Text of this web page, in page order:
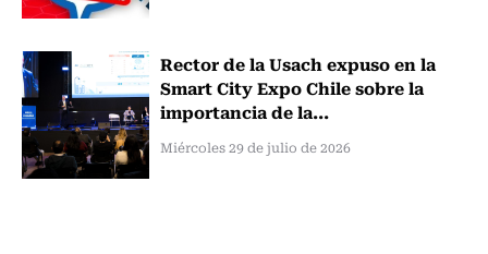
Rector de la Usach expuso en la
Smart City Expo Chile sobre la
importancia de la...
Miércoles 29 de julio de 2026